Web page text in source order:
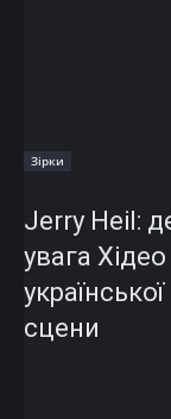
Зірки
Jerry Heil:
увага
сцени